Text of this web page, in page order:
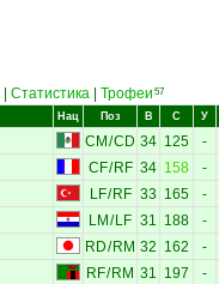
Статистика Трофеи 57
Нац Поз В С У
CM /CD 34 125 -
CF/RF 34 158 -
LF/RF 33 165 -
LM / LF 31 188 -
RD/ RM 32 162 -
RF/ RM 31 197 -